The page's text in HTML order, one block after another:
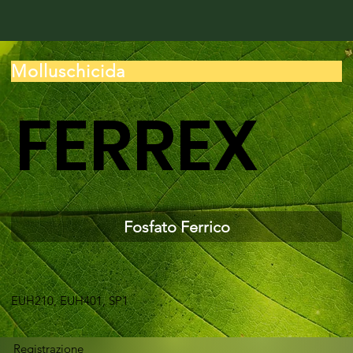
EUH210, EUH401, SP1
FERREX
Molluschicida
Fosfato Ferrico
Registrazione